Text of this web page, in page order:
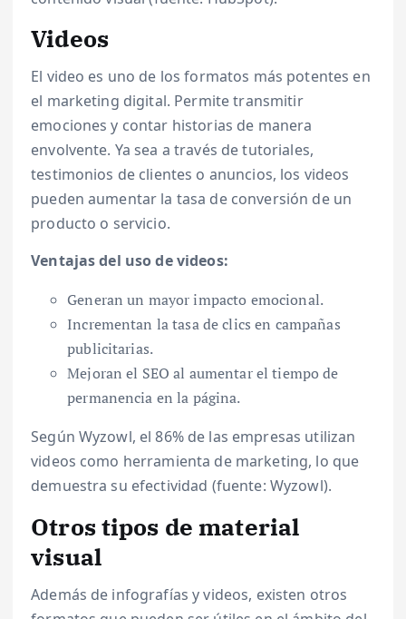
Videos
El video es uno de los formatos más potentes en
el marketing digital. Permite transmitir
emociones y contar historias de manera
envolvente. Ya sea a través de tutoriales,
testimonios de clientes o anuncios, los videos
pueden aumentar la tasa de conversión de un
producto o servicio.
Ventajas del uso de videos:
Generan un mayor impacto emocional.
Incrementan la tasa de clics en campañas
publicitarias.
Mejoran el SEO al aumentar el tiempo de
permanencia en la página.
Según Wyzowl, el 86% de las empresas utilizan
videos como herramienta de marketing, lo que
demuestra su efectividad (fuente: Wyzowl).
Otros tipos de material
visual
Además de infografías y videos, existen otros